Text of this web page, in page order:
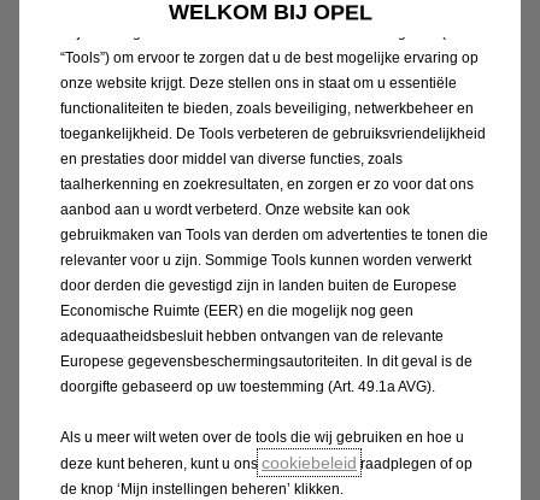
rechterzitje gaf hij me heel wat waardevolle tips.”
De Nederlandse ELE Rally werd in twee etappes
onderverdeeld, waarvan de laatste proeven van elke
dag in het tweeduister werden afgewerkt. De
deelnemers moesten ook met een extra moeilijkheid
afrekenen: de hitte. “Het kwik klom tot 31 graden”,
aldus de jonge Truiense. “En al heb je in onze wagens
niet de hitte van een verbrandingsmotor, het
gestripte interieur zorgt wel voor nog een paar
graden extra.”
In die context trokken Thyrsa Eertmans en haar
nieuwe corijdster Els Ons zich meer dan behoorlijk uit
“Er stonden 16 duo’s aan de start en onze Mokka GSE
WELKOM BIJ OPEL
“Tools”) om ervoor te zorgen dat u de best mogelijke ervaring op
onze website krijgt. Deze stellen ons in staat om u essentiële
functionaliteiten te bieden, zoals beveiliging, netwerkbeheer en
toegankelijkheid. De Tools verbeteren de gebruiksvriendelijkheid
en prestaties door middel van diverse functies, zoals
taalherkenning en zoekresultaten, en zorgen er zo voor dat ons
aanbod aan u wordt verbeterd. Onze website kan ook
gebruikmaken van Tools van derden om advertenties te tonen die
relevanter voor u zijn. Sommige Tools kunnen worden verwerkt
door derden die gevestigd zijn in landen buiten de Europese
Economische Ruimte (EER) en die mogelijk nog geen
adequaatheidsbesluit hebben ontvangen van de relevante
Europese gegevensbeschermingsautoriteiten. In dit geval is de
doorgifte gebaseerd op uw toestemming (Art. 49.1a AVG).
Als u meer wilt weten over de tools die wij gebruiken en hoe u
deze kunt beheren, kunt u ons cookiebeleid raadplegen of op
de knop ‘Mijn instellingen beheren’ klikken.